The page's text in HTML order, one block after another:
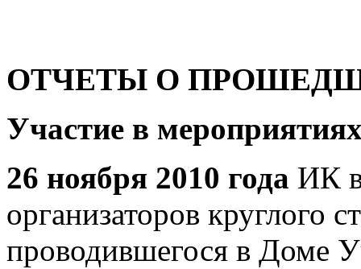
ОТЧЕТЫ О
Участие в
26 ноября 2010 года ИК
организаторов круглого
проводившегося в Доме